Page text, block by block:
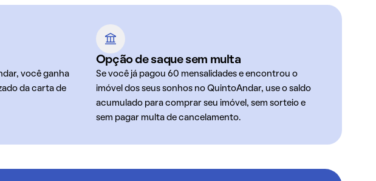
você ganha
da carta de
Opção de saque sem multa
Se você já pagou 60 mensalidades e encontrou o
imóvel dos seus sonhos no QuintoAndar, use o saldo
acumulado para comprar seu imóvel, sem sorteio e
sem pagar multa de cancelamento.